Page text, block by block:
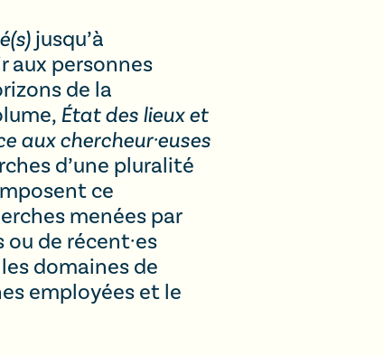
jusqu’à
aux personnes
de la
État des lieux et
aux chercheur·euses
d’une pluralité
ce
menées par
de récent·es
domaines de
employées et le